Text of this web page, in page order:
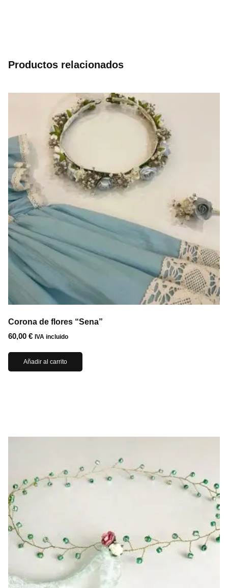
Productos relacionados
Corona de flores “Sena”
60,00 € IVA incluido
Añadir al carrito